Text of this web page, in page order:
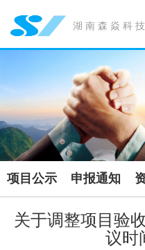
湖南森焱科
项目公示 申报通知
关于调整项目验
议时